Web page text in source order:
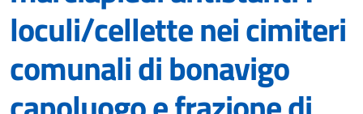
loculi/cellette nei cimiteri
comunali di bonavigo